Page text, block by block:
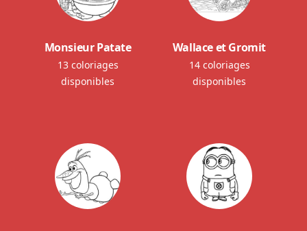
Monsieur Patate
13 coloriages
disponibles
Wallace et Gromit
14 coloriages
disponibles